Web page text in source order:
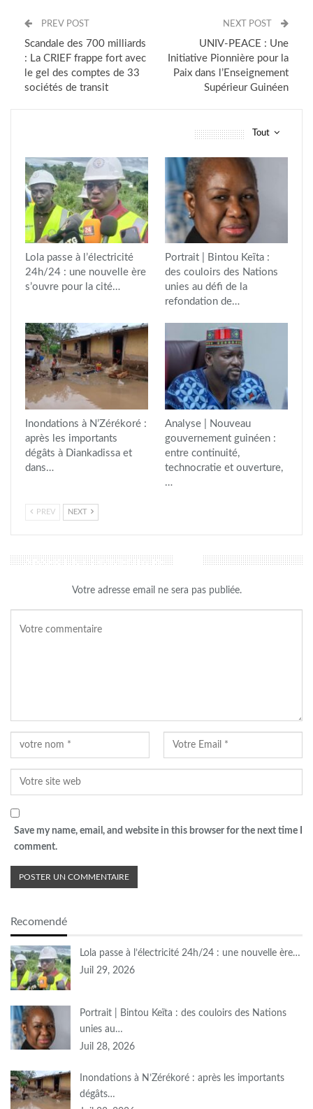
PREV POST
Scandale des 700 milliards
: La CRIEF frappe fort avec
le gel des comptes de 33
sociétés de transit
NEXT POST
UNIV-PEACE : Une
Initiative Pionnière pour la
Paix dans l’Enseignement
Supérieur Guinéen
Tout
Lola passe à l’électricité
24h/24 : une nouvelle ère
s’ouvre pour la cité…
Portrait | Bintou Keïta :
des couloirs des Nations
unies au défi de la
refondation de…
Inondations à N’Zérékoré :
après les importants
dégâts à Diankadissa et
dans…
Analyse | Nouveau
gouvernement guinéen :
entre continuité,
technocratie et ouverture,
…
PREV NEXT
LAISSER UN COMMENTAIRE
Votre adresse email ne sera pas publiée.
Save my name, email, and website in this browser for the next time I
comment.
Recomendé
Lola passe à l’électricité 24h/24 : une nouvelle ère…
Juil 29, 2026
Portrait | Bintou Keïta : des couloirs des Nations
unies au…
Juil 28, 2026
Inondations à N’Zérékoré : après les importants
dégâts…